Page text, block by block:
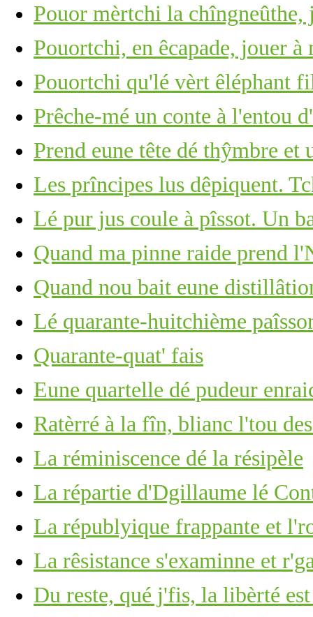
Pouor mèrtchi la chîngneûthe,
Pouortchi, en êcapade, jouer à
Pouortchi qu'lé vèrt êléphant
Prêche-mé un conte à l'entou
Prend eune tête dé thŷmbre et
Les prîncipes lus dêpiquent.
Lé pur jus coule à pîssot. Un
Quand ma pinne raide prend
Quand nou bait eune
Lé quarante-huitchième
Quarante-quat' fais
Eune quartelle dé pudeur
Ratèrré à la fîn, blianc l'tou
La réminiscence dé la résipèle
La répartie d'Dgillaume lé
La républyique frappante et
La rêsistance s'examinne et
Du reste, qué j'fis, la libèrté